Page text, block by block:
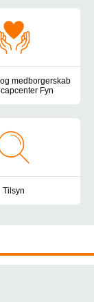
et
medborgerskab
Fyn
Tilsyn